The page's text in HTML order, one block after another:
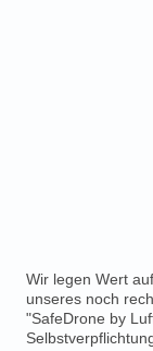
Wir legen Wert
unseres noch
"SafeDrone by